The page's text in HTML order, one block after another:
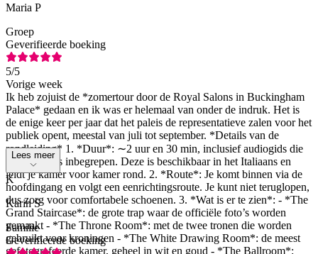
Maria P
Groep
Geverifieerde boeking
5/5
Vorige week
Ik heb zojuist de *zomertour door de Royal Salons in Buckingham
Palace* gedaan en ik was er helemaal van onder de indruk. Het is
de enige keer per jaar dat het paleis de representatieve zalen voor het
publiek opent, meestal van juli tot september. *Details van de
rondleiding* 1. *Duur*: ∼2 uur en 30 min, inclusief audiogids die
bij de prijs is inbegrepen. Deze is beschikbaar in het Italiaans en
leidt je kamer voor kamer rond. 2. *Route*: Je komt binnen via de
hoofdingang en volgt een eenrichtingsroute. Je kunt niet teruglopen,
dus zorg voor comfortabele schoenen. 3. *Wat is er te zien*: - *The
Grand Staircase*: de grote trap waar de officiële foto’s worden
gemaakt - *The Throne Room*: met de twee tronen die worden
gebruikt voor kroningen - *The White Drawing Room*: de meest
gefotografeerde kamer, geheel in wit en goud - *The Ballroom*:
Lees meer
K
Karin S
Familie
Geverifieerde boeking